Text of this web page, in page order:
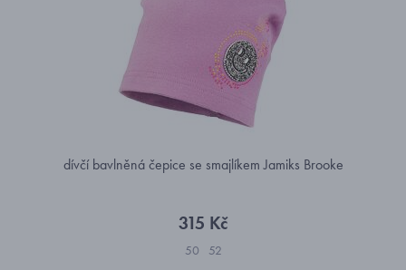
dívčí bavlněná čepice se smajlíkem Jamiks Brooke
315 Kč
50 52